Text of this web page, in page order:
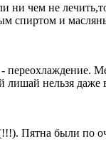
ни чем не
спиртом и
лишай нельзя даже
Пятна были по